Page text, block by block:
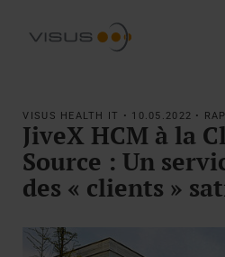
VISUS HEALTH IT • 10.05.2022 •
JiveX HCM à la
Source : Un
des « clients »